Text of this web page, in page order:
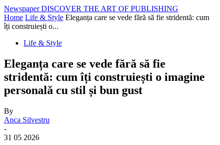
Newspaper DISCOVER THE ART OF PUBLISHING
Home Life & Style Eleganța care se vede fără să fie stridentă: cum
îți construiești o...
Life & Style
Eleganța care se vede fără să fie
stridentă: cum îți construiești o imagine
personală cu stil și bun gust
By
Anca Silvestru
-
31 05 2026